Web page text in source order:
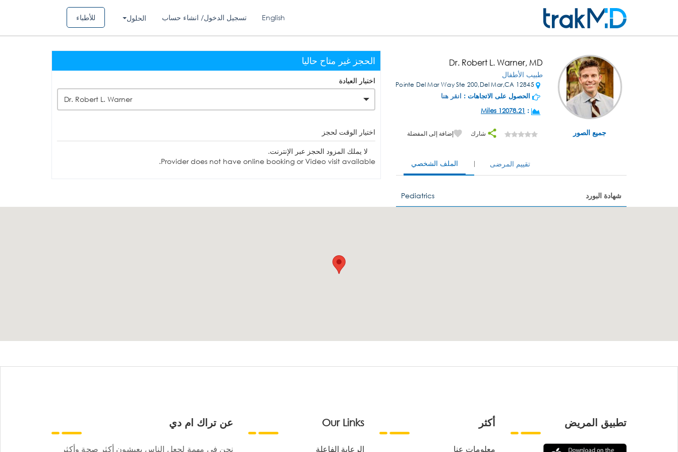
للأطباء الحلول تسجيل الدخول/ انشاء حساب English
جميع الصور
Dr. Robert L. Warner, MD
طبيب الأطفال
الحصول على الاتجاهات : انقر هنا
:
12078.21 Miles
شارك إضافة إلى المفضلة
الملف الشخصي تقييم المرضى
شهادة البورد Pediatrics
الحجز غير متاح حاليا
اختيار العيادة
Dr. Robert L. Warner
اختيار الوقت لحجز
لا يملك المزود الحجز عبر الإنترنت.
Provider does not have online booking or Video visit available.
عن تراك ام دي
نحن في مهمة لجعل الناس يعيشون أكثر صحة وأكثر
Our Links
الرعاية الفاعلة
أكثر
معلومات عنا
تطبيق المريض